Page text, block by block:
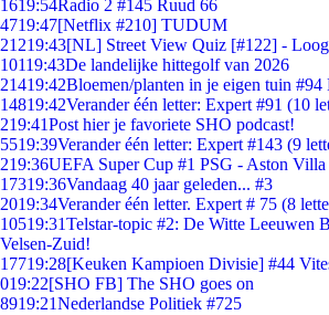
1619:54Radio 2 #145 Ruud 66
4719:47[Netflix #210] TUDUM
21219:43[NL] Street View Quiz [#122] -
10119:43De landelijke hittegolf van 2026
21419:42Bloemen/planten in je eigen tuin #94
14819:42Verander één letter: Expert #91 (10
219:41Post hier je favoriete SHO podcast!
5519:39Verander één letter: Expert #143 (9
219:36UEFA Super Cup #1 PSG - Aston Villa
17319:36Vandaag 40 jaar geleden... #3
2019:34Verander één letter. Expert # 75 (8
10519:31Telstar-topic #2: De Witte Leeuwen
Velsen-Zuid!
17719:28[Keuken Kampioen Divisie] #44
019:22[SHO FB] The SHO goes on
8919:21Nederlandse Politiek #725